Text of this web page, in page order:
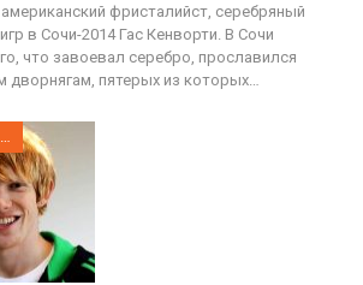
фристалийст, серебряный
в Сочи-2014 Гас Кенворти. В Сочи
что завоевал серебро, прославился
пятерых из которых…